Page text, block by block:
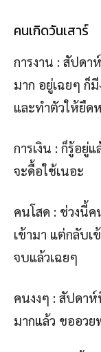
คนเกิดวันเสาร์
การงาน : สัปดา
มาก อยู่เฉยๆ ก็
และทำตัวให้ยืด
การเงิน : ก็รู้อยู่แ
จะดื้อใช้เนอะ
คนโสด : ช่วงนี้ค
เข้ามา แต่กลับเ
จบแล้วเฉยๆ
คนงงๆ : สัปดา
มากแล้ว ขออว